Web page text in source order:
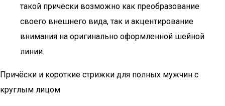
такой причёски возможно как преобразование
своего внешнего вида, так и акцентирование
внимания на оригинально оформленной шейной
линии.
Причёски и короткие стрижки для полных мужчин с
круглым лицом